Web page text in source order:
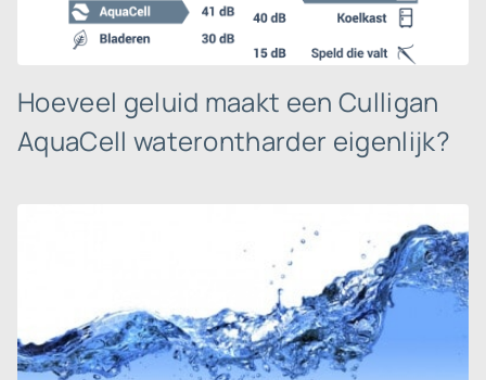
Hoeveel geluid maakt een Culligan
AquaCell waterontharder eigenlijk?